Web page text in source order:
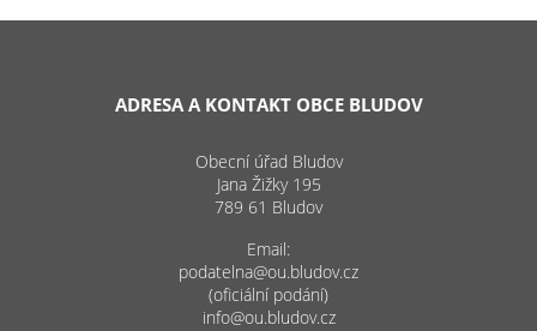
ADRESA A KONTAKT OBCE BLUDOV
Obecní úřad Bludov
Jana Žižky 195
789 61 Bludov
Email:
podatelna@ou.bludov.cz
(oficiální podání)
info@ou.bludov.cz